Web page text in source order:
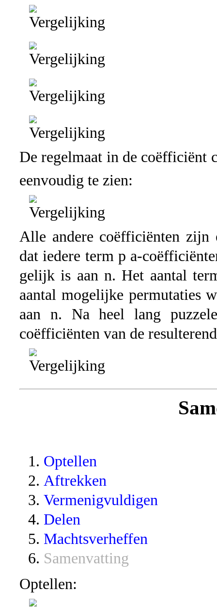
De regelmaat in de coëfficiënt
eenvoudig te zien:
Alle andere coëfficiënten zijn
dat iedere term p a-
gelijk is aan n. Het aantal
aantal mogelijke permutaties
aan n. Na heel lang
coëfficiënten van de
Optellen
Aftrekken
Vermenigvuldigen
Delen
Machtsverheffen
Samenvatting
Optellen: